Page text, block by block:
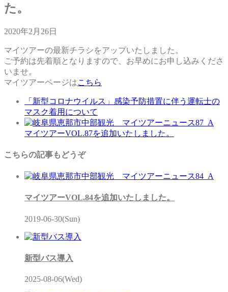
た。
2020年2月26日
マイツアーの最新チラシをアップいたしました。
ご予約は先着順となりますので、お早めにお申し込みくださ
いませ。
マイツアーページはこちら
「新型コロナウイルス」感染予防措置に伴う運転士の
マスク着用について
マイツアーVOL.87を追加いたしました。
こちらの記事もどうぞ
マイツアーVOL.84を追加いたしました。
2019-06-30(Sun)
新型バス導入
2025-08-06(Wed)